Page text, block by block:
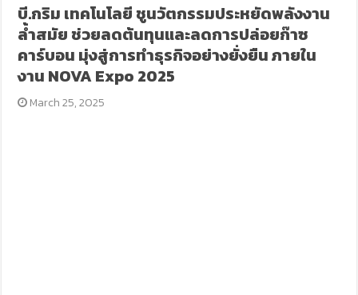
บี.กริม เทคโนโลยี ชูนวัตกรรมประหยัดพลังงาน
ล้ำสมัย ช่วยลดต้นทุนและลดการปล่อยก๊าซ
คาร์บอน มุ่งสู่การทำธุรกิจอย่างยั่งยืน ภายใน
งาน NOVA Expo 2025
March 25, 2025